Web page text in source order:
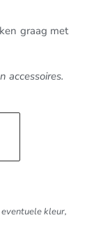
graag met
accessoires.
kleur,